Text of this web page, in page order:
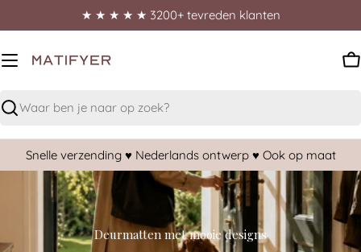
★ ★ ★ ★ ★ 3200+ tevreden klanten
Zoeken
Snelle verzending ♥︎ Nederlands ontwerp ♥︎ Ook op maat
Deurmatten met mooie designs